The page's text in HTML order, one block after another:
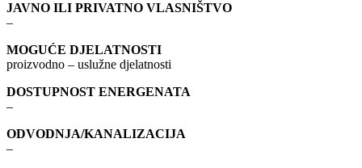
JAVNO ILI PRIVATNO VLASNIŠTVO
–
MOGUĆE DJELATNOSTI
proizvodno – uslužne djelatnosti
DOSTUPNOST ENERGENATA
–
ODVODNJA/KANALIZACIJA
–